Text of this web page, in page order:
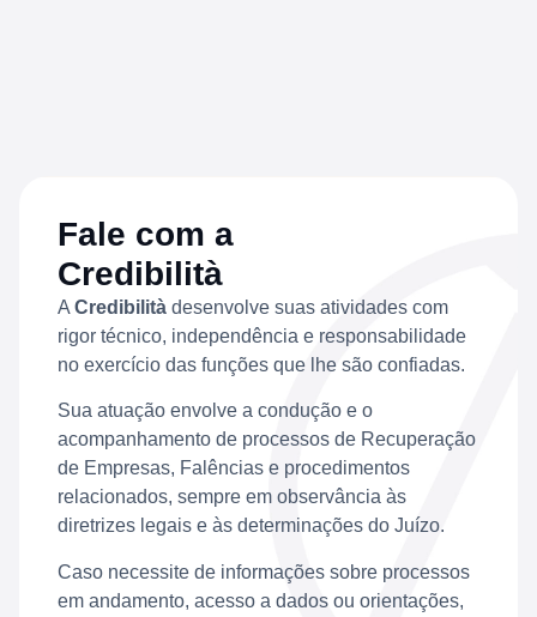
Fale com a
Credibilità
A Credibilità desenvolve suas atividades com
rigor técnico, independência e responsabilidade
no exercício das funções que lhe são confiadas.
Sua atuação envolve a condução e o
acompanhamento de processos de Recuperação
de Empresas, Falências e procedimentos
relacionados, sempre em observância às
diretrizes legais e às determinações do Juízo.
Caso necessite de informações sobre processos
em andamento, acesso a dados ou orientações,